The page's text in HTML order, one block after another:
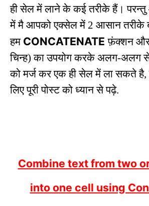
ही सेल में लाने के कई तरीके हैं।
में मै आपको एक्सेल में 2 आसान तरीके
हम CONCATENATE फ़ंक्शन
चिन्ह) का उपयोग करके अलग-अलग
को मर्ज कर एक ही सेल में ला सकते
लिए पूरी पोस्ट को ध्यान से पढ़े.
Combine text from two
into one cell using